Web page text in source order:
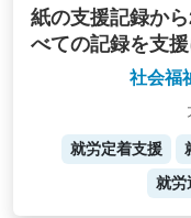
紙の支援記録か
べての記録を支
社会福
就労定着支援
就労